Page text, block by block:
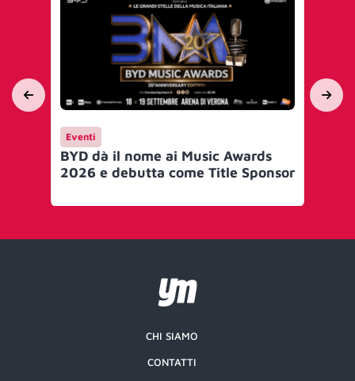
Eventi
BYD dà il nome ai Music Awards
2026 e debutta come Title Sponsor
CHI SIAMO
CONTATTI